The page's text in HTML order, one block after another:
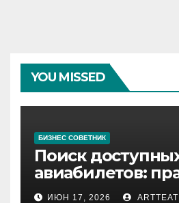
YOU MISSED
БИЗНЕС СОВЕТНИК
Поиск
авиабилетов:
рекомендации
ИЮН 17, 2026